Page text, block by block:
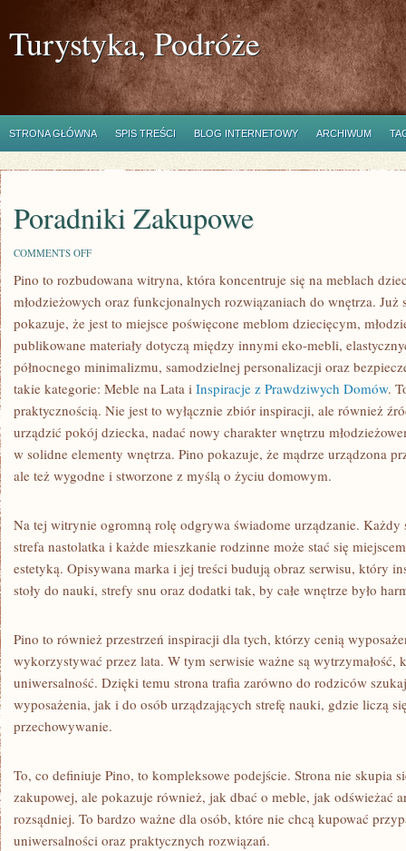
Turystyka, Podróże
STRONA GŁÓWNA SPIS TREŚCI BLOG INTERNETOWY ARCHIWUM
Poradniki Zakupowe
COMMENTS OFFON
ZAKUPOWE
Pino to rozbudowana witryna, która koncentruje się na meblach
młodzieżowych oraz funkcjonalnych rozwiązaniach do wnętrza. Już
pokazuje, że jest to miejsce poświęcone meblom dziecięcym,
publikowane materiały dotyczą między innymi eko-mebli,
północnego minimalizmu, samodzielnej personalizacji oraz
takie kategorie: Meble na Lata i Inspiracje z Prawdziwych Domów.
praktycznością. Nie jest to wyłącznie zbiór inspiracji, ale również
urządzić pokój dziecka, nadać nowy charakter wnętrzu
w solidne elementy wnętrza. Pino pokazuje, że mądrze urządzona
ale też wygodne i stworzone z myślą o życiu domowym.
Na tej witrynie ogromną rolę odgrywa świadome urządzanie. Każdy
strefa nastolatka i każde mieszkanie rodzinne może stać się
estetyką. Opisywana marka i jej treści budują obraz serwisu, który
stoły do nauki, strefy snu oraz dodatki tak, by całe wnętrze było
Pino to również przestrzeń inspiracji dla tych, którzy cenią
wykorzystywać przez lata. W tym serwisie ważne są wytrzymałość,
uniwersalność. Dzięki temu strona trafia zarówno do rodziców
wyposażenia, jak i do osób urządzających strefę nauki, gdzie liczą
przechowywanie.
To, co definiuje Pino, to kompleksowe podejście. Strona nie skupia
zakupowej, ale pokazuje również, jak dbać o meble, jak odświeżać
rozsądniej. To bardzo ważne dla osób, które nie chcą kupować
uniwersalności oraz praktycznych rozwiązań.